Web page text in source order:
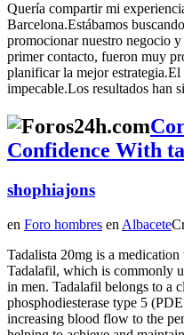
Quería compartir mi
Barcelona.Estábamos
promocionar nuestro negocio y
primer contacto, fueron muy
planificar la mejor
impecable.Los resultados han
Confidence With
shophiajons
en Foro hombres en Albacete
Tadalista 20mg is a
Tadalafil, which is commonly
in men. Tadalafil belongs to a
phosphodiesterase type 5
increasing blood flow to the